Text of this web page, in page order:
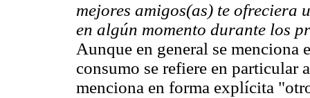
mejores amigos(as) te
en algún momento durante los
Aunque en general se menciona
consumo se refiere en particular
menciona en forma explícita